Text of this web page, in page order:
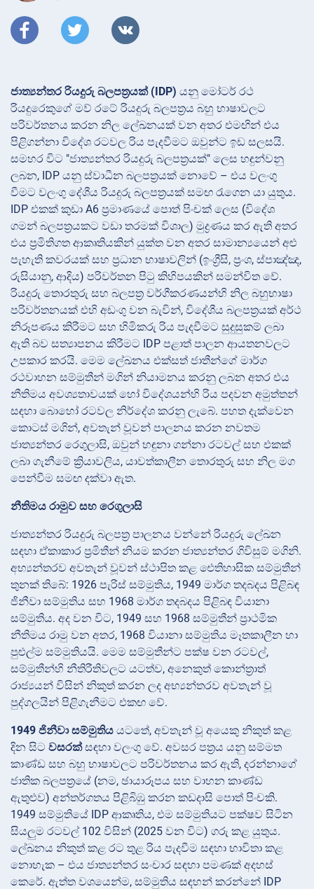
ජාත්‍යන්තර රියදුරු බලපත්‍රයක් (IDP) යනු මෝටර් රථ
රියදුරෙකුගේ මව් රටේ රියදුරු බලපත්‍රය බහු භාෂාවලට
පරිවර්තනය කරන නිල ලේඛනයක් වන අතර එමඟින් එය
පිළිගන්නා විදේශ රටවල රිය පැදවීමට ඔවුන්ට ඉඩ සලසයි.
සමහර විට "ජාත්‍යන්තර රියදුරු බලපත්‍රයක්" ලෙස හඳුන්වනු
ලබන, IDP යනු ස්වාධීන බලපත්‍රයක් නොවේ – එය වලංගු
වීමට වලංගු දේශීය රියදුරු බලපත්‍රයක් සමඟ රැගෙන යා යුතුය.
IDP එකක් කුඩා A6 ප්‍රමාණයේ පොත් පිංචක් ලෙස (විදේශ
ගමන් බලපත්‍රයකට වඩා තරමක් විශාල) මුද්‍රණය කර ඇති අතර
එය ප්‍රමිතිගත ආකෘතියකින් යුක්ත වන අතර සාමාන්‍යයෙන් අළු
පැහැති කවරයක් සහ ප්‍රධාන භාෂාවලින් (ඉංග්‍රීසි, ප්‍රංශ, ස්පාඤ්ඤ,
රුසියානු, ආදිය) පරිවර්තන පිටු කිහිපයකින් සමන්විත වේ.
රියදුරු තොරතුරු සහ බලපත්‍ර වර්ගීකරණයන්හි නිල බහුභාෂා
පරිවර්තනයක් එහි අඩංගු වන බැවින්, විදේශීය බලපත්‍රයක් අර්ථ
නිරූපණය කිරීමට සහ හිමිකරු රිය පැදවීමට සුදුසුකම් ලබා
ඇති බව සත්‍යාපනය කිරීමට IDP පළාත් පාලන ආයතනවලට
උපකාර කරයි. මෙම ලේඛනය එක්සත් ජාතීන්ගේ මාර්ග
රථවාහන සම්මුතීන් මගින් නියාමනය කරනු ලබන අතර එය
නීතිමය අවශ්‍යතාවයක් හෝ විදේශයන්හි රිය පදවන අමුත්තන්
සඳහා බොහෝ රටවල නිර්දේශ කරනු ලැබේ. පහත දැක්වෙන
කොටස් මගින්, අවතැන් වූවන් පාලනය කරන නවතම
ජාත්‍යන්තර රෙගුලාසි, ඔවුන් හඳුනා ගන්නා රටවල් සහ එකක්
ලබා ගැනීමේ ක්‍රියාවලිය, යාවත්කාලීන තොරතුරු සහ නිල මග
පෙන්වීම සමඟ දක්වා ඇත.
නීතිමය රාමුව සහ රෙගුලාසි
ජාත්‍යන්තර රියදුරු බලපත්‍ර පාලනය වන්නේ රියදුරු ලේඛන
සඳහා ඒකාකාර ප්‍රමිතීන් නියම කරන ජාත්‍යන්තර ගිවිසුම් මගිනි.
අභ්‍යන්තරව අවතැන් වූවන් ස්ථාපිත කළ ඓතිහාසික සම්මුතීන්
තුනක් තිබේ: 1926 පැරිස් සම්මුතිය, 1949 මාර්ග තදබදය පිළිබඳ
ජිනීවා සම්මුතිය සහ 1968 මාර්ග තදබදය පිළිබඳ වියානා
සම්මුතිය. අද වන විට, 1949 සහ 1968 සම්මුතීන් ප්‍රාථමික
නීතිමය රාමු වන අතර, 1968 වියානා සම්මුතිය මෑතකාලීන හා
පුළුල්ම සම්මුතියයි. මෙම සම්මුතීන්ට පක්ෂ වන රටවල්,
සම්මුතීන්හි නීතිරීතිවලට යටත්ව, අනෙකුත් කොන්ත්‍රාත්
රාජ්‍යයන් විසින් නිකුත් කරන ලද අභ්‍යන්තරව අවතැන් වූ
පුද්ගලයින් පිළිගැනීමට එකඟ වේ.
1949 ජිනීවා සම්මුතිය යටතේ, අවතැන් වූ අයෙකු නිකුත් කළ
දින සිට වසරක්සඳහා වලංගු වේ. අවසර පත්‍රය යනු සම්මත
කාණ්ඩ සහ බහු භාෂාවලට පරිවර්තනය කර ඇති, දරන්නාගේ
ජාතික බලපත්‍රයේ (නම, ඡායාරූපය සහ වාහන කාණ්ඩ
ඇතුළුව) අන්තර්ගතය පිළිබිඹු කරන කඩදාසි පොත් පිංචකි.
1949 සම්මුතියේ IDP ආකෘතිය, එම සම්මුතියට පක්ෂව සිටින
සියලුම රටවල් 102 විසින් (2025 වන විට) ගරු කළ යුතුය.
ලේඛනය නිකුත් කළ රට තුළ රිය පැදවීම සඳහා භාවිතා කළ
නොහැක – එය ජාත්‍යන්තර සංචාර සඳහා පමණක් අදහස්
කෙරේ. ඇත්ත වශයෙන්ම, සම්මුතිය සඳහන් කරන්නේ IDP